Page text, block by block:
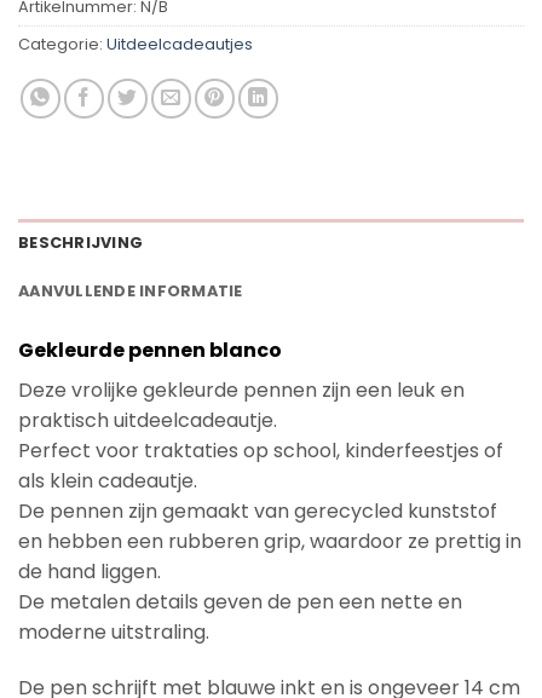
Artikelnummer: N/B
Categorie: Uitdeelcadeautjes
BESCHRIJVING
AANVULLENDE INFORMATIE
Gekleurde pennen blanco
Deze vrolijke gekleurde pennen zijn een leuk en
praktisch uitdeelcadeautje.
Perfect voor traktaties op school, kinderfeestjes of
als klein cadeautje.
De pennen zijn gemaakt van gerecycled kunststof
en hebben een rubberen grip, waardoor ze prettig in
de hand liggen.
De metalen details geven de pen een nette en
moderne uitstraling.
De pen schrijft met blauwe inkt en is ongeveer 14 cm